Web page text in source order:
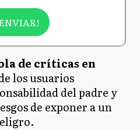
de críticas en
los usuarios
del padre y
de exponer a un